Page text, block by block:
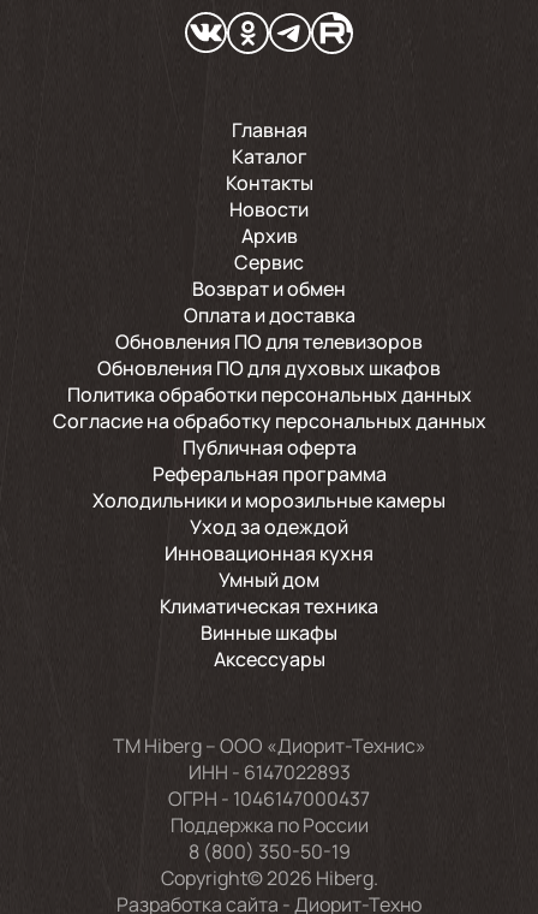
Главная
Каталог
Контакты
Новости
Архив
Сервис
Возврат и обмен
Оплата и доставка
Обновления ПО для телевизоров
Обновления ПО для духовых шкафов
Политика обработки персональных данных
Согласие на обработку персональных данных
Публичная оферта
Реферальная программа
Холодильники и морозильные камеры
Уход за одеждой
Инновационная кухня
Умный дом
Климатическая техника
Винные шкафы
Аксессуары
TM Hiberg – ООО «Диорит-Технис»
ИНН - 6147022893
ОГРН - 1046147000437
Поддержка по России
8 (800) 350-50-19
Copyright© 2026 Hiberg.
Разработка сайта -Диорит-Техно